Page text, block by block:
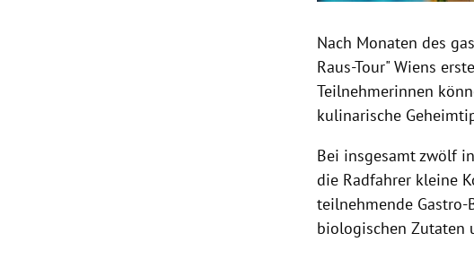
Nach Monaten des
Raus-Tour" Wiens
Teilnehmerinnen
kulinarische
Bei insgesamt zwölf
die Radfahrer kleine
teilnehmende
biologischen Zutaten